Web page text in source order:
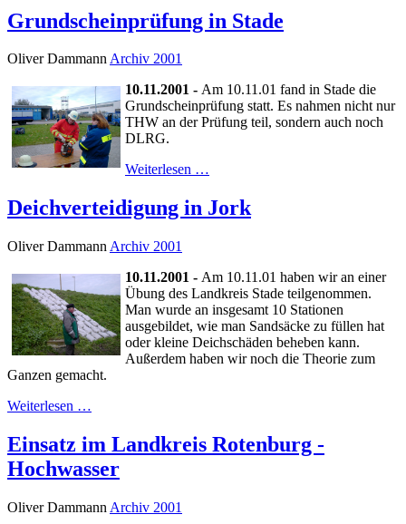
Grundscheinprüfung in Stade
Oliver DammannArchiv 2001
10.11.2001 - Am 10.11.01 fand in Stade die
Grundscheinprüfung statt. Es nahmen nicht nur
THW an der Prüfung teil, sondern auch noch
DLRG.
Weiterlesen …
Deichverteidigung in Jork
Oliver Dammann Archiv 2001
10.11.2001 - Am 10.11.01 haben wir an einer
Übung des Landkreis Stade teilgenommen.
Man wurde an insgesamt 10 Stationen
ausgebildet, wie man Sandsäcke zu füllen hat
oder kleine Deichschäden beheben kann.
Außerdem haben wir noch die Theorie zum
Ganzen gemacht.
Weiterlesen …
Einsatz im Landkreis Rotenburg -
Hochwasser
Oliver Dammann Archiv 2001